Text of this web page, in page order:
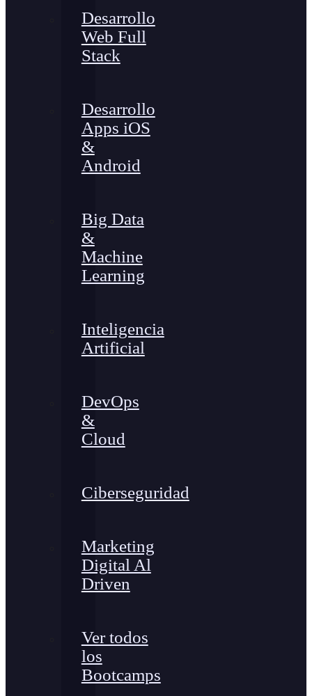
Desarrollo
Web Full
Stack
Desarrollo
Apps iOS
&
Android
Big Data
&
Machine
Learning
Inteligencia
Artificial
DevOps
&
Cloud
Ciberseguridad
Marketing
Digital Al
Driven
Ver todos
los
Bootcamps